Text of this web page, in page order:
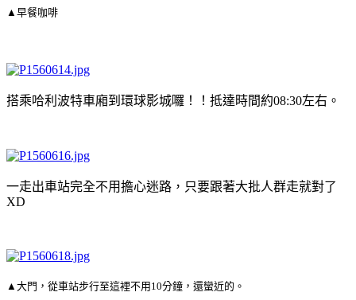
▲早餐咖啡
搭乘哈利波特車廂到環球影城囉！！抵達時間約08:30左右。
一走出車站完全不用擔心迷路，只要跟著大批人群走就對了
XD
▲大門，從車站步行至這裡不用10分鐘，還蠻近的。